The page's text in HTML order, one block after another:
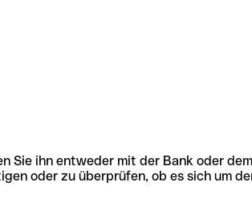
Sie ihn entweder mit der Bank oder
oder zu überprüfen, ob es sich um